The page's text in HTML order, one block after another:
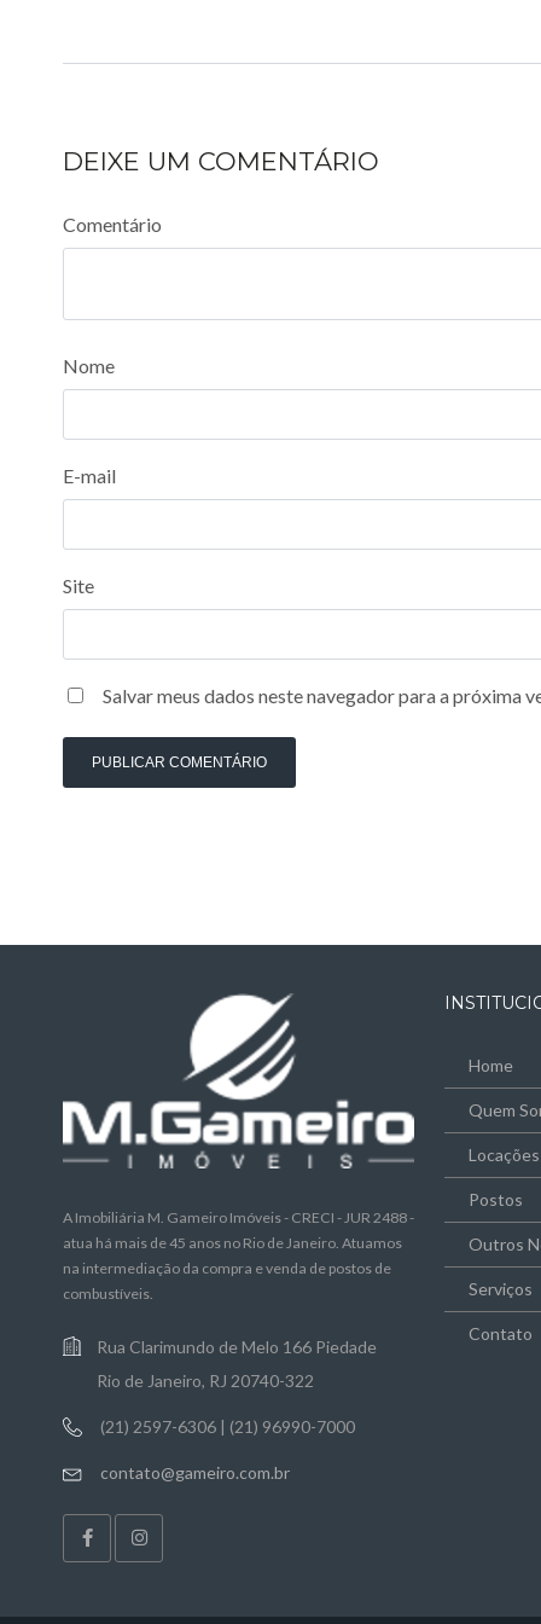
DEIXE UM COMENTÁRIO
Comentário
Nome
E-mail
Site
Salvar meus dados neste navegador para a próxima
A Imobiliária M. Gameiro Imóveis - CRECI - JUR 2488 -
atua há mais de 45 anos no Rio de Janeiro. Atuamos
na intermediação da compra e venda de postos de
combustíveis.
Rua Clarimundo de Melo 166 Piedade
Rio de Janeiro, RJ 20740-322
(21) 2597-6306 | (21) 96990-7000
contato@gameiro.com.br
Home
Quem
Locações
Postos
Outros
Serviços
Contato